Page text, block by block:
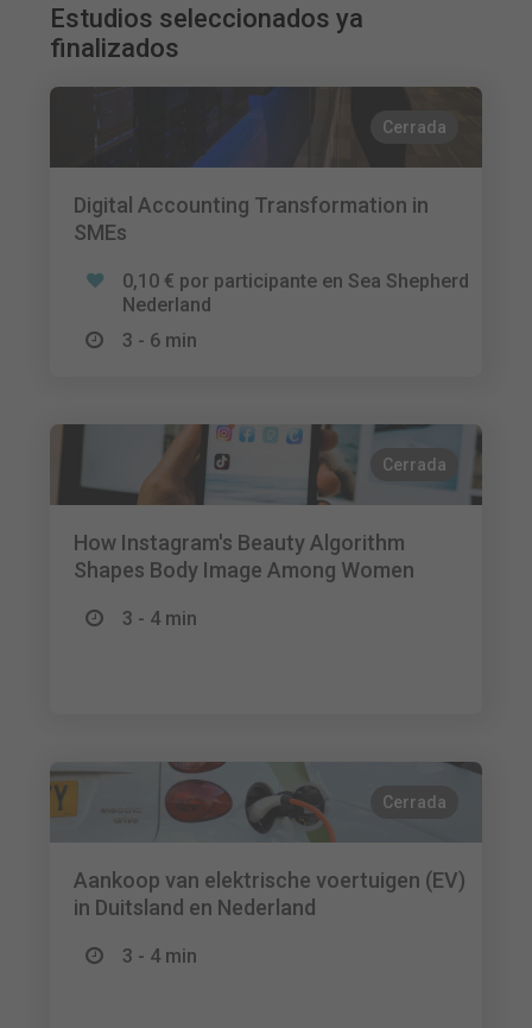
Estudios seleccionados ya
finalizados
Cerrada
Digital Accounting Transformation in
SMEs
0,10 € por participante en Sea Shepherd
Nederland
3 - 6 min
Cerrada
How Instagram's Beauty Algorithm
Shapes Body Image Among Women
3 - 4 min
Cerrada
Aankoop van elektrische voertuigen (EV)
in Duitsland en Nederland
3 - 4 min